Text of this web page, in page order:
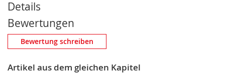
Details
Bewertungen
Eigene Bewertung schreiben
Nickname
Bewertung schreiben
Artikel aus dem gleichen Kapitel